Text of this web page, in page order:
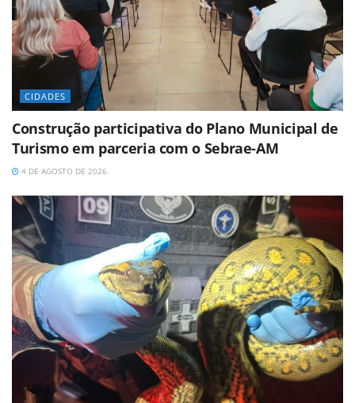
CIDADES
Construção participativa do Plano Municipal de
Turismo em parceria com o Sebrae-AM
4 DE AGOSTO DE 2026